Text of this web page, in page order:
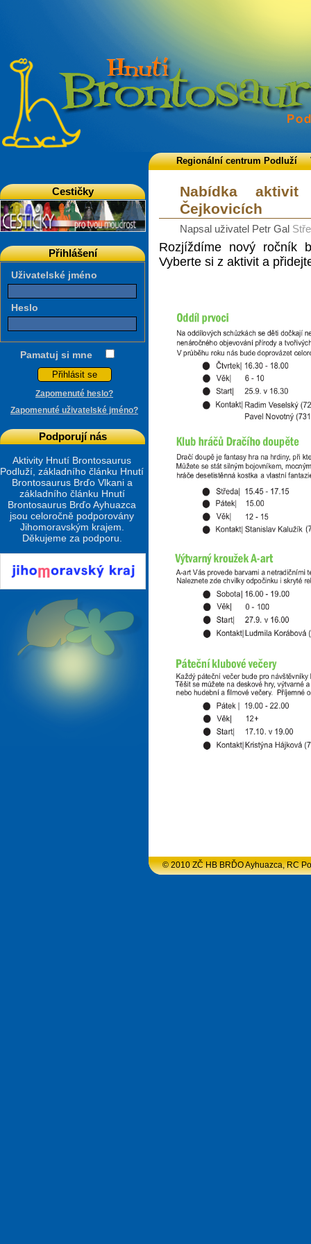
Regionální centrum Podluží
Cestičky
Přihlášení
Uživatelské jméno
Heslo
Pamatuj si mne
Zapomenuté heslo?
Zapomenuté uživatelské jméno?
Podporují nás
Aktivity Hnutí Brontosaurus
Podluží, základního článku Hnutí
Brontosaurus Brďo Vlkani a
základního článku Hnutí
Brontosaurus Brďo Ayhuazca
jsou celoročně podporovány
Jihomoravským krajem.
Děkujeme za podporu.
Nabídka
Čejkovicích
Napsal uživatel Petr Gal
Rozjíždíme nový ročník
Vyberte si z aktivit a
© 2010 ZČ HB BRĎO Ayhuazca, RC